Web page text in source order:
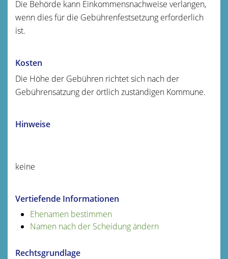
Die Behörde kann Einkommensnachweise verlangen,
wenn dies für die Gebührenfestsetzung erforderlich
ist.
Kosten
Die Höhe der Gebühren richtet sich nach der
Gebührensatzung der örtlich zuständigen Kommune.
Hinweise
keine
Vertiefende Informationen
Ehenamen bestimmen
Namen nach der Scheidung ändern
Rechtsgrundlage